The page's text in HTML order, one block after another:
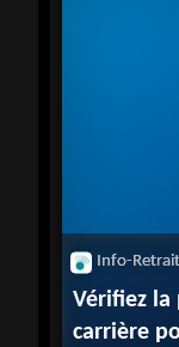
Info-
Vérifiez la
carrière